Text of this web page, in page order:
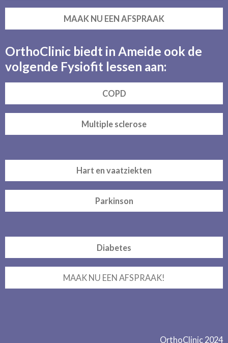
MAAK NU EEN AFSPRAAK
OrthoClinic biedt in Ameide ook de
volgende Fysiofit lessen aan:
COPD
Multiple sclerose
Hart en vaatziekten
Parkinson
Diabetes
MAAK NU EEN AFSPRAAK!
OrthoClinic 2024